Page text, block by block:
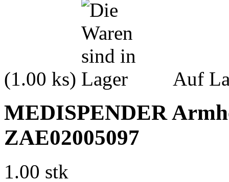
(1.00 ks) Auf
MEDISPENDER
ZAE02005097
1.00 stk